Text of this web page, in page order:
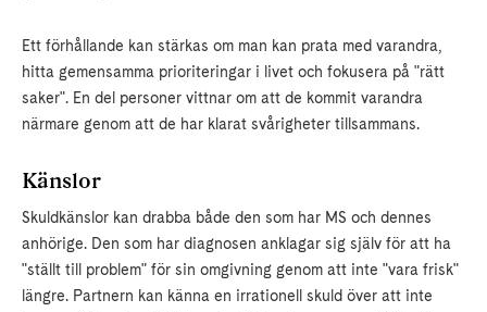
Ett förhållande kan stärkas om man kan prata med varandra,
hitta gemensamma prioriteringar i livet och fokusera på "rätt
saker". En del personer vittnar om att de kommit varandra
närmare genom att de har klarat svårigheter tillsammans.
Känslor
Skuldkänslor kan drabba både den som har MS och dennes
anhörige. Den som har diagnosen anklagar sig själv för att ha
"ställt till problem" för sin omgivning genom att inte "vara frisk"
längre. Partnern kan känna en irrationell skuld över att inte